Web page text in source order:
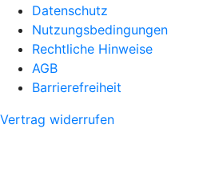
Datenschutz
Nutzungsbedingungen
Rechtliche Hinweise
AGB
Barrierefreiheit
Vertrag widerrufen